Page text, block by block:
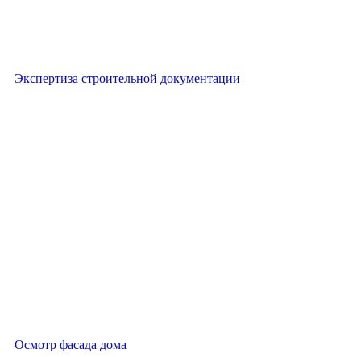
Экспертиза строительной документации
Осмотр фасада дома